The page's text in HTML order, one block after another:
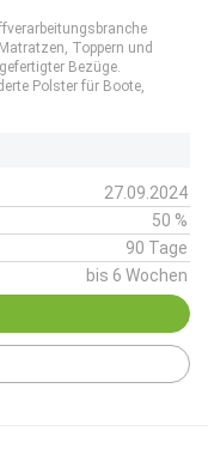
Toppern und
Bezüge.
Polster für Boote,
27.09.2024
50 %
90 Tage
bis 6 Wochen